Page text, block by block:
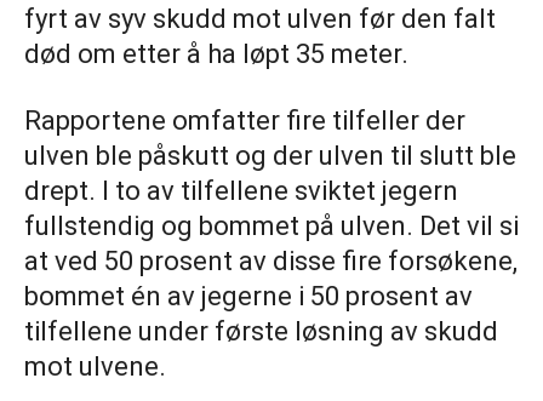
fyrt av syv skudd mot ulven før den falt
død om etter å ha løpt 35 meter.
Rapportene omfatter fire tilfeller der
ulven ble påskutt og der ulven til slutt ble
drept. I to av tilfellene sviktet jegern
fullstendig og bommet på ulven. Det vil si
at ved 50 prosent av disse fire forsøkene,
bommet én av jegerne i 50 prosent av
tilfellene under første løsning av skudd
mot ulvene.